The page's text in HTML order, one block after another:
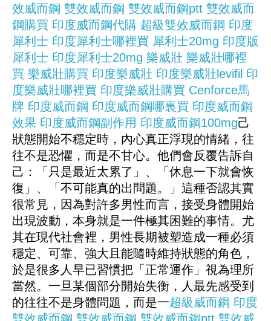
效威而鋼 雙效威而鋼 雙效威而鋼ptt 雙效威而
鋼購買 印度威而鋼代購 超級雙效威而鋼 印度
犀利士 印度犀利士哪裡買 犀利士20mg 印度版
犀利士 印度犀利士20mg 樂威壯 樂威壯哪裡
買 樂威壯購買 印度樂威壯 印度樂威壯levifil 印
度樂威壯哪裡買 印度樂威壯購買 Cenforce馬
牌 印度威而鋼 印度威而鋼哪裏買 印度威而鋼
效果 印度威而鋼副作用 印度威而鋼100mg己
狀態開始不穩定時，內心真正浮現的情緒，往
往不是恐懼，而是不甘心。他們會反覆告訴自
己：「只是最近太累了」、「休息一下就會恢
復」、「不可能真的出問題。」這種否認其實
很常見，因為對許多男性而言，接受身體開始
出現波動，本身就是一件極其困難的事情。尤
其在現代社會裡，男性長期被塑造成一種必須
穩定、可靠、強大且能隨時維持狀態的角色，
於是很多人早已習慣把「正常運作」視為理所
當然。一旦某個部分開始失衡，人最先感受到
的往往不是身體問題，而是一超級威而鋼 印度